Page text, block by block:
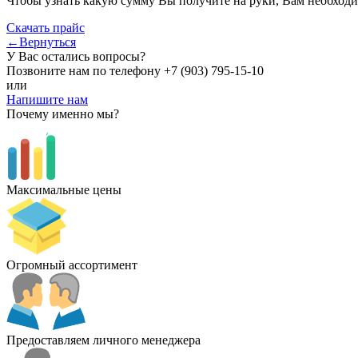
Скачать прайс
←Вернуться
У Вас остались вопросы?
Позвоните нам по телефону +7 (903) 795-15-10
или
Напишите нам
Почему именно мы?
Максимальные цены
Огромный ассортимент
Предоставляем личного менеджера